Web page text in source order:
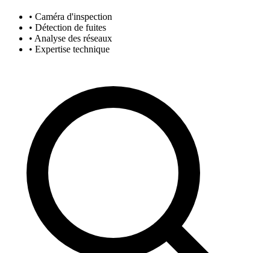
• Caméra d'inspection
• Détection de fuites
• Analyse des réseaux
• Expertise technique